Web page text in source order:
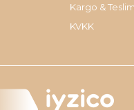
Kargo &
KVKK